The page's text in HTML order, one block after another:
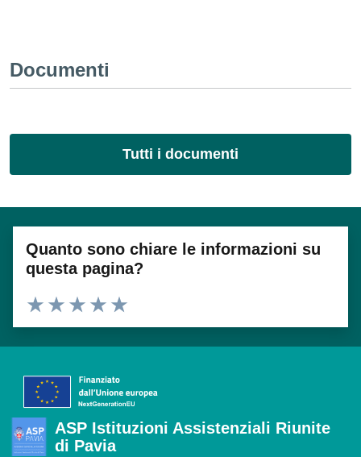
Documenti
Tutti i documenti
Quanto sono chiare le informazioni su
questa pagina?
ASP Istituzioni Assistenziali Riunite
di Pavia